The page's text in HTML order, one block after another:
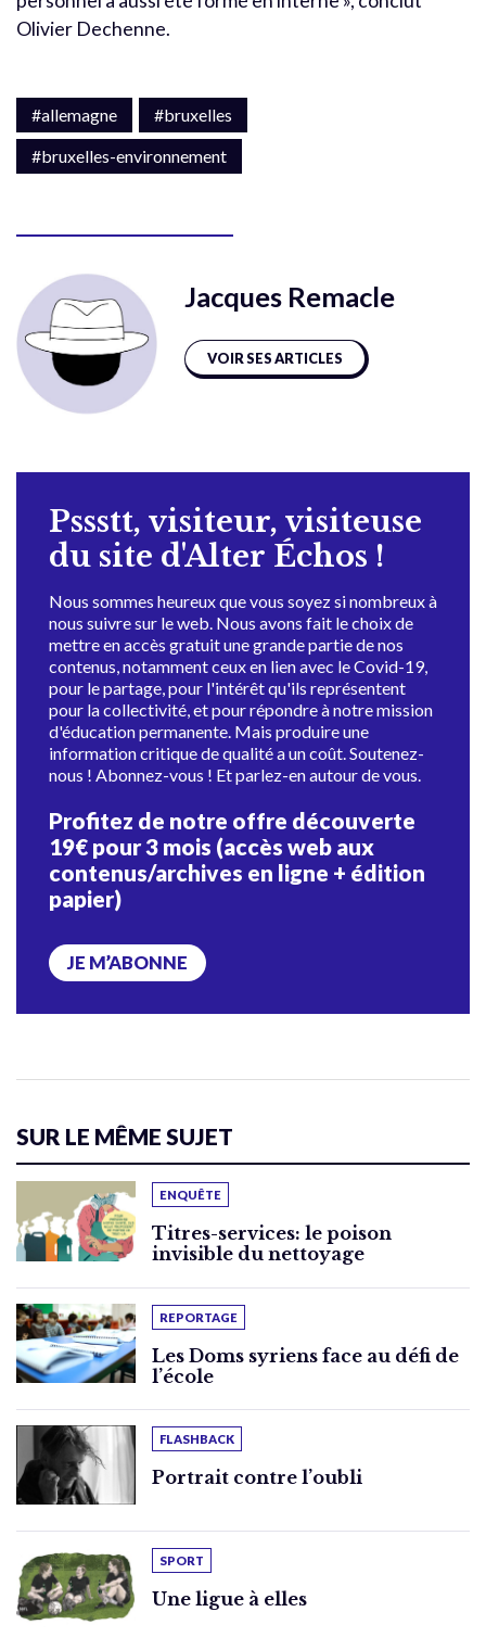
Olivier Dechenne.
#allemagne
#bruxelles
#bruxelles-environnement
Jacques Remacle
VOIR SES ARTICLES
Pssstt, visiteur, visiteuse
du site d'Alter Échos !
Nous sommes heureux que vous soyez si nombreux à
nous suivre sur le web. Nous avons fait le choix de
mettre en accès gratuit une grande partie de nos
contenus, notamment ceux en lien avec le Covid-19,
pour le partage, pour l'intérêt qu'ils représentent
pour la collectivité, et pour répondre à notre mission
d'éducation permanente. Mais produire une
information critique de qualité a un coût. Soutenez-
nous ! Abonnez-vous ! Et parlez-en autour de vous.
Profitez de notre offre découverte
19€ pour 3 mois (accès web aux
contenus/archives en ligne + édition
papier)
JE M’ABONNE
SUR LE MÊME SUJET
ENQUÊTE
Titres-services: le poison
invisible du nettoyage
REPORTAGE
Les Doms syriens face au défi de
l’école
FLASHBACK
Portrait contre l’oubli
SPORT
Une ligue à elles